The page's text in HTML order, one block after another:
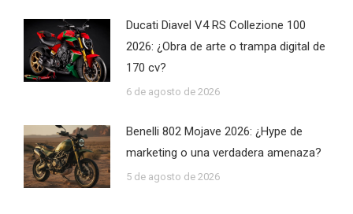
Ducati Diavel V4 RS Collezione 100
2026: ¿Obra de arte o trampa digital de
170 cv?
6 de agosto de 2026
Benelli 802 Mojave 2026: ¿Hype de
marketing o una verdadera amenaza?
5 de agosto de 2026